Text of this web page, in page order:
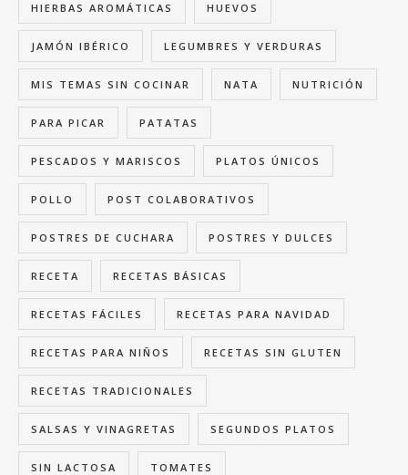
HIERBAS AROMÁTICAS HUEVOS
JAMÓN IBÉRICO LEGUMBRES Y VERDURAS
MIS TEMAS SIN COCINAR NATA NUTRICIÓN
PARA PICAR PATATAS
PESCADOS Y MARISCOS PLATOS ÚNICOS
POLLO POST COLABORATIVOS
POSTRES DE CUCHARA POSTRES Y DULCES
RECETA RECETAS BÁSICAS
RECETAS FÁCILES RECETAS PARA NAVIDAD
RECETAS PARA NIÑOS RECETAS SIN GLUTEN
RECETAS TRADICIONALES
SALSAS Y VINAGRETAS SEGUNDOS PLATOS
SIN LACTOSA TOMATES